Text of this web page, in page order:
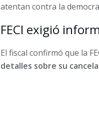
atentan contra la
FECI exigió
El fiscal confirmó que la
detalles sobre su